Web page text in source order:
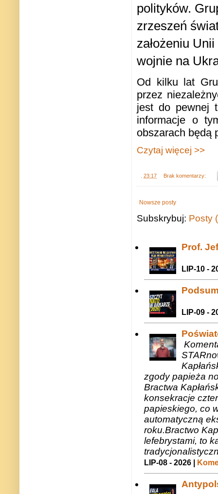
polityków.
zrzeszeń
założeniu
wojnie na
Od kilku lat
przez
jest do pewnej
informacje o
obszarach będą
Czytaj więcej >>
23:17 Brak komentarzy:
Nowsze posty
Subskrybuj: Posty
Prof.
LIP-10 -
LIP-09 -
zgody papieża
Bractwa
konsekracje
papieskiego, co
automatyczną
roku.Bractwo
lefebrystami, to
LIP-08 - 2026 |